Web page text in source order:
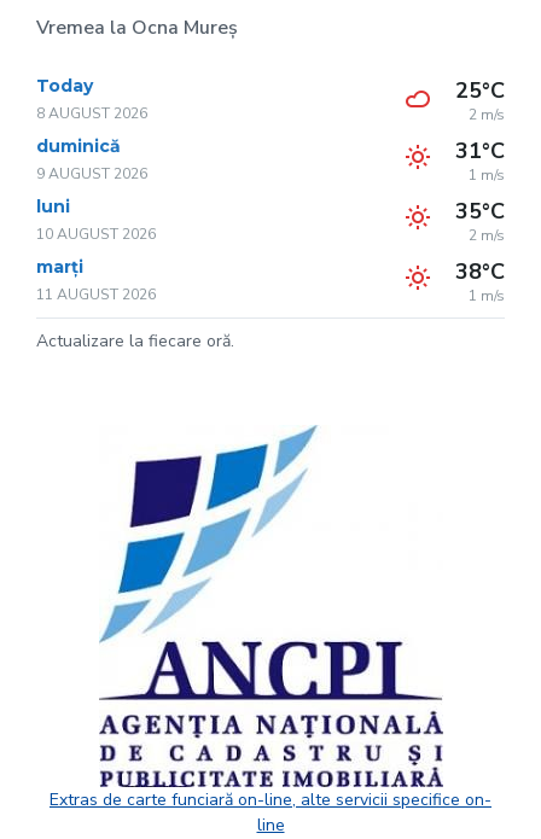
Vremea la Ocna Mureș
Today
8 AUGUST 2026
25°C
2 m/s
duminică
9 AUGUST 2026
31°C
1 m/s
luni
10 AUGUST 2026
35°C
2 m/s
marți
11 AUGUST 2026
38°C
1 m/s
Actualizare la fiecare oră.
Extras de carte funciară on-line, alte servicii specifice on-
line